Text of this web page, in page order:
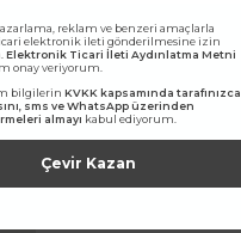
reklam ve benzeri amaçlarla
elektronik ileti gönderilmesine izin
Elektronik Ticari İleti Aydınlatma Metni
onay veriyorum.
bilgilerin KVKK kapsamında tarafınızca
sms ve WhatsApp üzerinden
almayı kabul ediyorum.
Çevir Kazan